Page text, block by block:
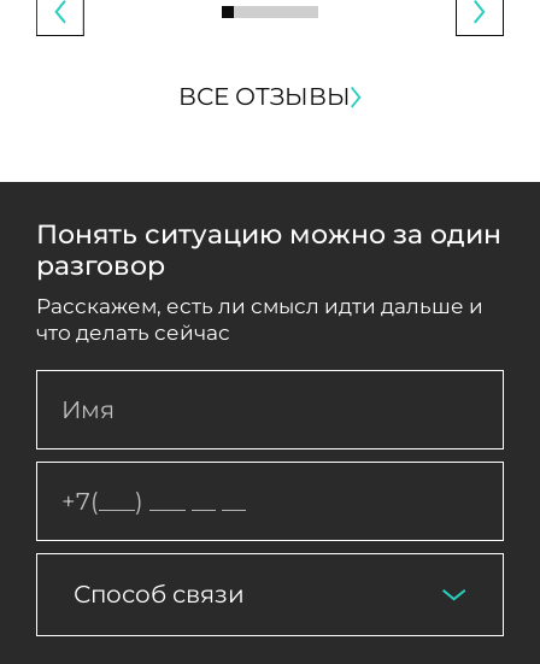
ВСЕ ОТЗЫВЫ
Понять ситуацию можно за один
разговор
Расскажем, есть ли смысл идти дальше и
что делать сейчас
Способ связи